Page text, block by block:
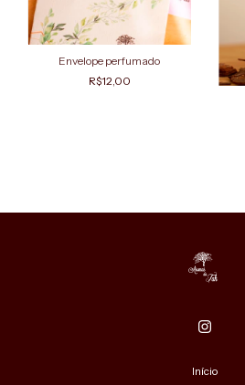
Envelope perfumado
R$12,00
Início